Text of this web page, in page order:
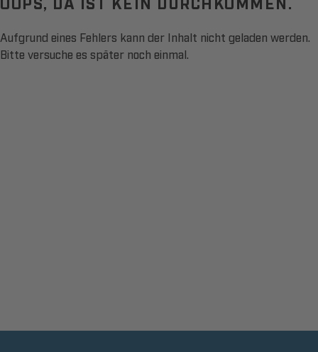
Aufgrund eines Fehlers kann der Inhalt nicht geladen werden.
Bitte versuche es später noch einmal.